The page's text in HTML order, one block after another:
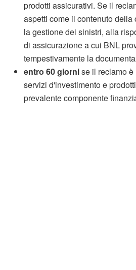
prodotti assicurativi. Se il
aspetti come il contenuto
la gestione dei sinistri, alla
di assicurazione a cui BNL
tempestivamente la
entro 60 giornise il reclamo
servizi d'investimento e
prevalente componente